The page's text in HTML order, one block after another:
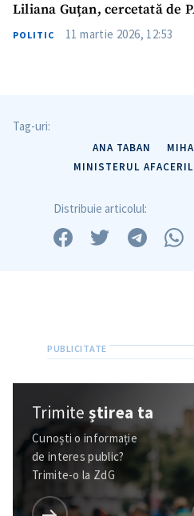
Liliana Guțan, cercetată de
POLITIC 11 martie 2026, 12:53
Tag-uri:
ANA TABAN
MINISTERUL
Distribuie articolul:
Trimiteștirea ta
Cunoști o informație
de interes public?
Trimite-o la ZdG
Titlu știre
+ Adaugă titlu
Link media
+ Link media